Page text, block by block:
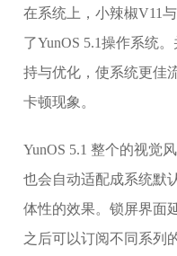
在系统上，小辣椒V11
了YunOS 5.1操作系统
持与优化，使系统更佳
卡顿现象。
YunOS 5.1 整个的视觉
也会自动适配成系统默
体性的效果。锁屏界面
之后可以订阅不同系列